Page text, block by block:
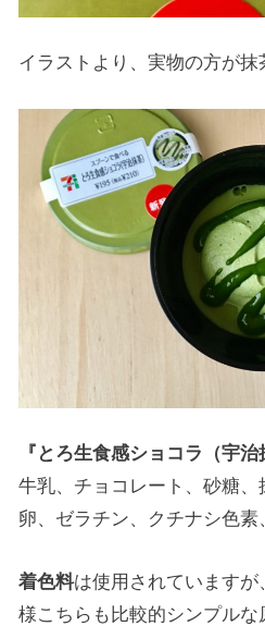
イラストより、実物の方が抹
『とろ生食感ショコラ（宇
牛乳、チョコレート、砂糖、
卵、ゼラチン、クチナシ色素
着色料は使用されています
様こちらも比較的シンプルな